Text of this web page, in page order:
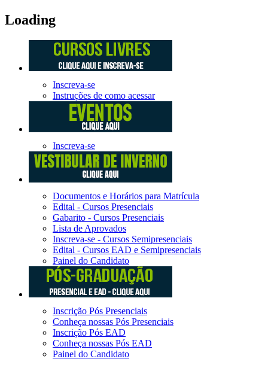
Loading
Inscreva-se
Instruções de como acessar
Inscreva-se
Documentos e Horários para Matrícula
Edital - Cursos Presenciais
Gabarito - Cursos Presenciais
Lista de Aprovados
Inscreva-se - Cursos Semipresenciais
Edital - Cursos EAD e Semipresenciais
Painel do Candidato
Inscrição Pós Presenciais
Conheça nossas Pós Presenciais
Inscrição Pós EAD
Conheça nossas Pós EAD
Painel do Candidato